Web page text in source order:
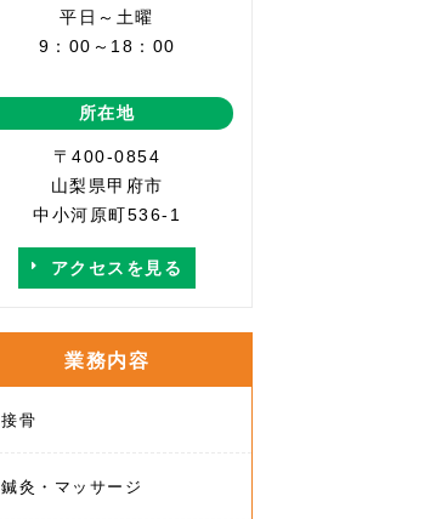
平日～土曜
9：00～18：00
所在地
〒400-0854
山梨県甲府市
中小河原町536-1
アクセスを見る
業務内容
接骨
鍼灸・マッサージ